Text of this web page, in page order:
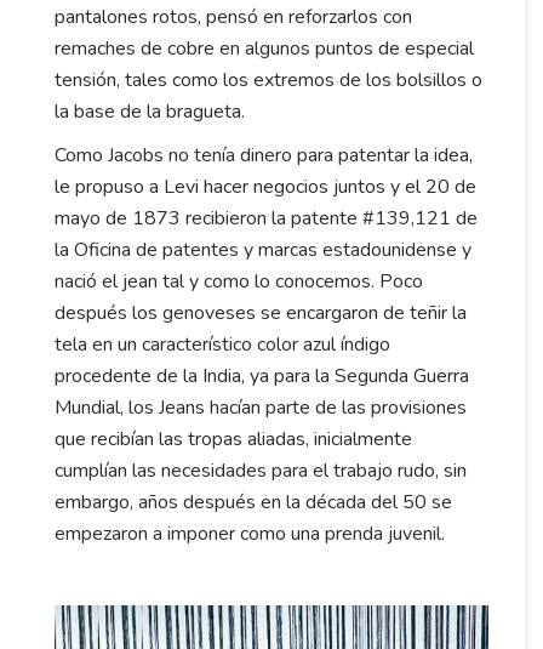
pantalones rotos, pensó en reforzarlos con
remaches de cobre en algunos puntos de especial
tensión, tales como los extremos de los bolsillos o
la base de la bragueta.
Como Jacobs no tenía dinero para patentar la idea,
le propuso a Levi hacer negocios juntos y el 20 de
mayo de 1873 recibieron la patente #139,121 de
la Oficina de patentes y marcas estadounidense y
nació el jean tal y como lo conocemos. Poco
después los genoveses se encargaron de teñir la
tela en un característico color azul índigo
procedente de la India, ya para la Segunda Guerra
Mundial, los Jeans hacían parte de las provisiones
que recibían las tropas aliadas, inicialmente
cumplían las necesidades para el trabajo rudo, sin
embargo, años después en la década del 50 se
empezaron a imponer como una prenda juvenil.